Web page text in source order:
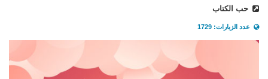
حب الكتاب
عدد الزيارات: 1729